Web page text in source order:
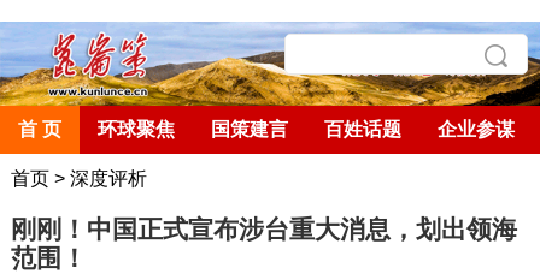
首 页 环球聚焦 国策建言 百姓话题 企业参谋
首页> 深度评析
刚刚！中国正式宣布涉台重大消息，划出领海
范围！